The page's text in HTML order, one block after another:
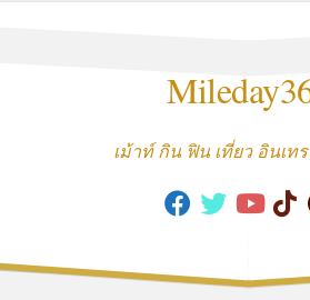
เม้าท์ กิน ฟิน เที่ยว อินเท